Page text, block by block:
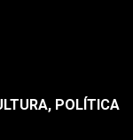
POLÍTICA